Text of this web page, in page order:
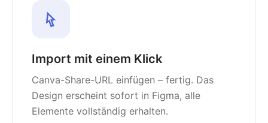
Import mit einem Klick
Canva-Share-URL einfügen – fertig. Das
Design erscheint sofort in Figma, alle
Elemente vollständig erhalten.